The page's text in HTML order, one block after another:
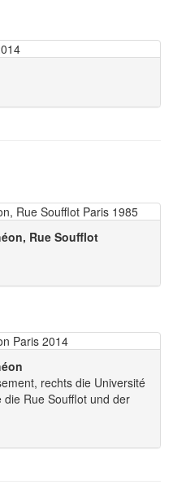
Rue Soufflot
rechts die Université
die Rue Soufflot und der